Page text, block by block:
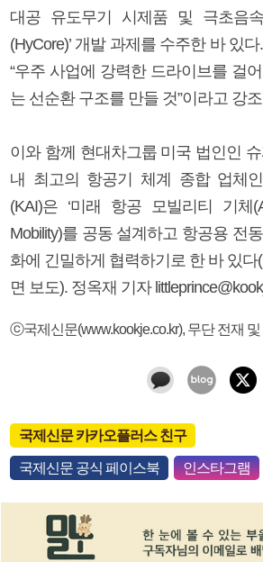
대공 유도무기 시제품 및 극초음
(HyCore)’ 개발 과제를 수주한 바 있
“우주 사업에 강력한 드라이브를 걸
는 선순환 구조를 만들 것”이라고 강
이와 함께 현대차그룹 미국 법인인
내 최고의 항공기 체계 종합 업체
(KAI)은 ‘미래 항공 모빌리티 기체
Mobility)를 공동 설계하고 항공용 전
화에 긴밀하게 협력하기로 한 바 있다
면 보도). 정옥재 기자
ⓒ국제신문(www.kookje.co.kr), 무단 전재
국제신문 카카오플러스 친구
국제신문 공식 페이스북 인스타그램